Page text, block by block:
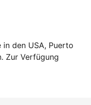
den USA, Puerto
Zur Verfügung